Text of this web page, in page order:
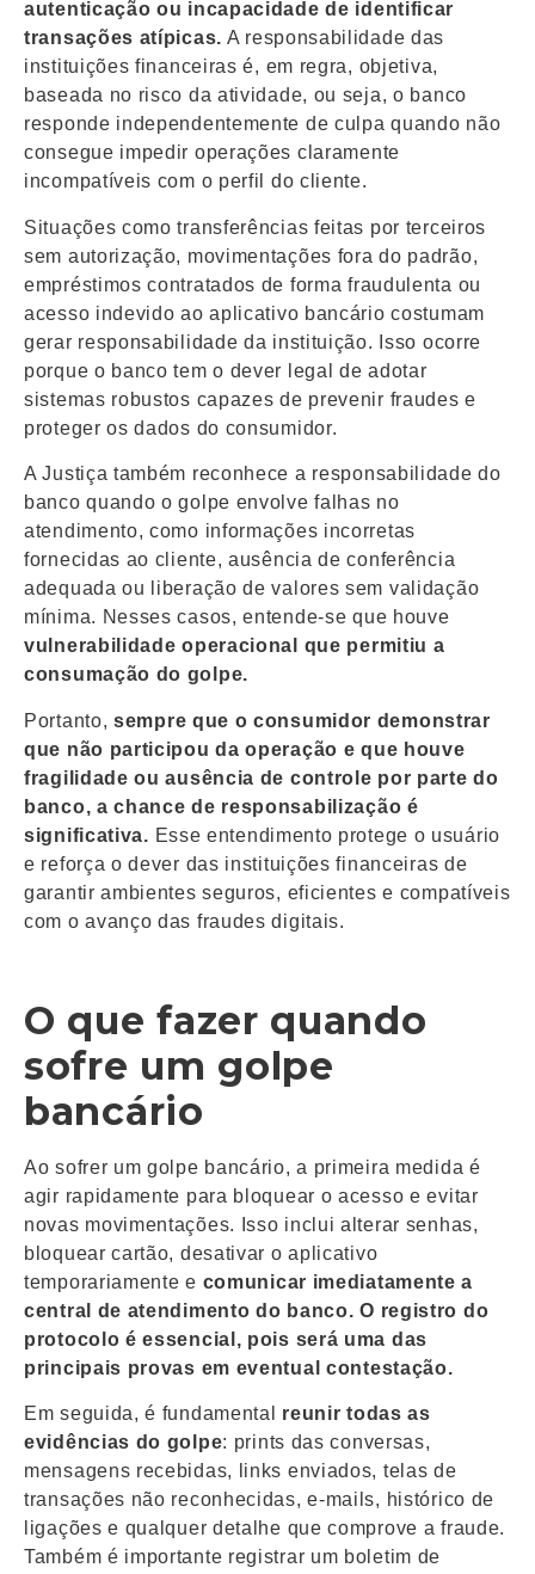
autenticação ou incapacidade de identificar
transações atípicas. A responsabilidade das
instituições financeiras é, em regra, objetiva,
baseada no risco da atividade, ou seja, o banco
responde independentemente de culpa quando não
consegue impedir operações claramente
incompatíveis com o perfil do cliente.
Situações como transferências feitas por terceiros
sem autorização, movimentações fora do padrão,
empréstimos contratados de forma fraudulenta ou
acesso indevido ao aplicativo bancário costumam
gerar responsabilidade da instituição. Isso ocorre
porque o banco tem o dever legal de adotar
sistemas robustos capazes de prevenir fraudes e
proteger os dados do consumidor.
A Justiça também reconhece a responsabilidade do
banco quando o golpe envolve falhas no
atendimento, como informações incorretas
fornecidas ao cliente, ausência de conferência
adequada ou liberação de valores sem validação
mínima. Nesses casos, entende-se que houve
vulnerabilidade operacional que permitiu a
consumação do golpe.
Portanto, sempre que o consumidor demonstrar
que não participou da operação e que houve
fragilidade ou ausência de controle por parte do
banco, a chance de responsabilização é
significativa. Esse entendimento protege o usuário
e reforça o dever das instituições financeiras de
garantir ambientes seguros, eficientes e compatíveis
com o avanço das fraudes digitais.
O que fazer quando
sofre um golpe
bancário
Ao sofrer um golpe bancário, a primeira medida é
agir rapidamente para bloquear o acesso e evitar
novas movimentações. Isso inclui alterar senhas,
bloquear cartão, desativar o aplicativo
temporariamente e comunicar imediatamente a
central de atendimento do banco. O registro do
protocolo é essencial, pois será uma das
principais provas em eventual contestação.
Em seguida, é fundamental reunir todas as
evidências do golpe: prints das conversas,
mensagens recebidas, links enviados, telas de
transações não reconhecidas, e-mails, histórico de
ligações e qualquer detalhe que comprove a fraude.
Também é importante registrar um boletim de